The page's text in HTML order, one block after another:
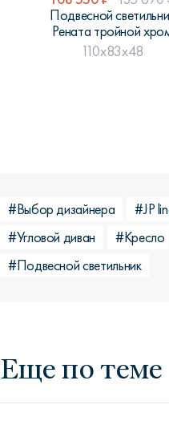
Подвесной
Рената тройной
110x83x48
#Выбор дизайнера #JP
#Угловой диван
#Кресло
#Подвесной светильник
Еще по теме